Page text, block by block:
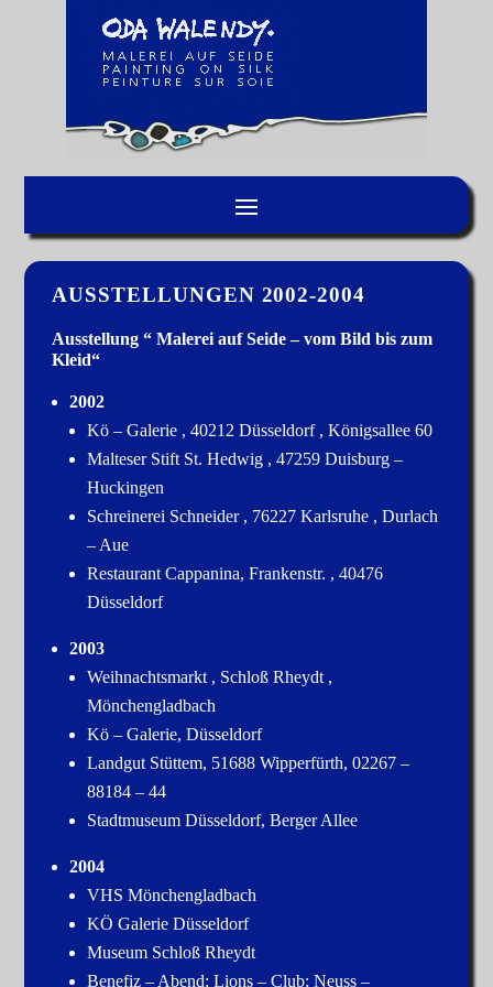
AUSSTELLUNGEN 2002-2004
Ausstellung “ Malerei auf Seide – vom Bild bis zum
Kleid“
2002
Kö – Galerie , 40212 Düsseldorf , Königsallee 60
Malteser Stift St. Hedwig , 47259 Duisburg –
Huckingen
Schreinerei Schneider , 76227 Karlsruhe , Durlach
– Aue
Restaurant Cappanina, Frankenstr. , 40476
Düsseldorf
2003
Weihnachtsmarkt , Schloß Rheydt ,
Mönchengladbach
Kö – Galerie, Düsseldorf
Landgut Stüttem, 51688 Wipperfürth, 02267 –
88184 – 44
Stadtmuseum Düsseldorf, Berger Allee
2004
VHS Mönchengladbach
KÖ Galerie Düsseldorf
Museum Schloß Rheydt
Benefiz – Abend; Lions – Club; Neuss –